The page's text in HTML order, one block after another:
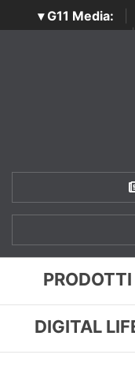
▾ G11 Media:
SecurityOpenLab
PRODOTTI
DIGITAL